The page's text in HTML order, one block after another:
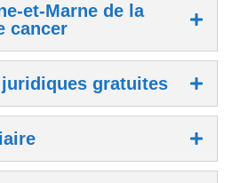
et-Marne de la
cancer
gratuites